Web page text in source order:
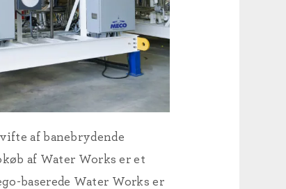
af banebrydende
af Water Works er et
baserede Water Works er